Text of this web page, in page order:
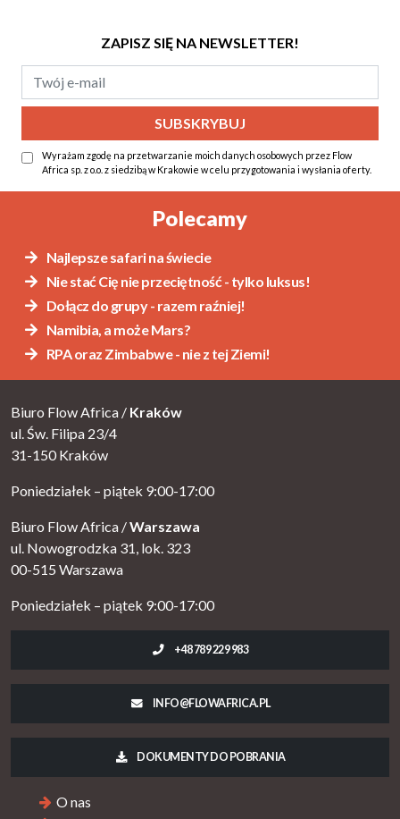
ZAPISZ SIĘ NA NEWSLETTER!
Wyrażam zgodę na przetwarzanie moich danych osobowych przez Flow
Africa sp. z o.o. z siedzibą w Krakowie w celu przygotowania i wysłania oferty.
Alternative:
Polecamy
Najlepsze safari na świecie
Nie stać Cię nie przeciętność - tylko luksus!
Dołącz do grupy - razem raźniej!
Namibia, a może Mars?
RPA oraz Zimbabwe - nie z tej Ziemi!
Biuro Flow Africa / Kraków
ul. Św. Filipa 23/4
31-150 Kraków
Poniedziałek – piątek 9:00-17:00
Biuro Flow Africa /Warszawa
ul. Nowogrodzka 31, lok. 323
00-515 Warszawa
Poniedziałek – piątek 9:00-17:00
+48 789 229 983
INFO@FLOWAFRICA.PL
DOKUMENTY DO POBRANIA
O nas